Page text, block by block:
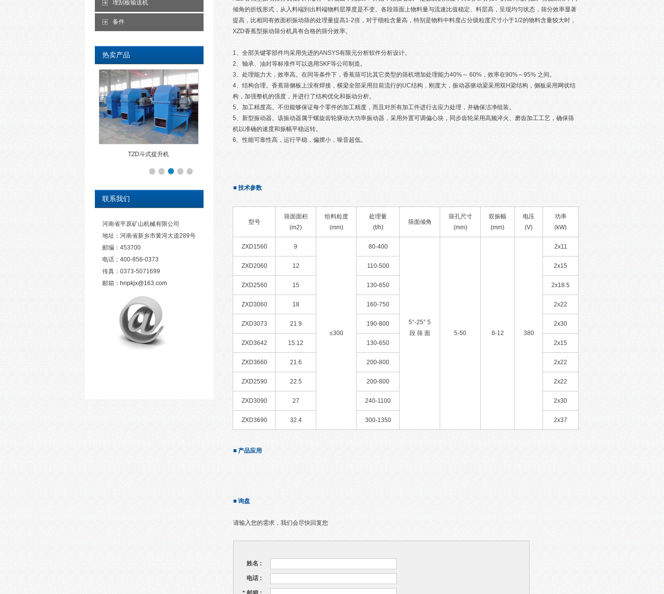
埋刮板输送机
备件
热卖产品
TZD斗式提升机
联系我们
河南省平原矿山机械有限公司
地址：河南省新乡市黄河大道289号
邮编：453700
电话：400-856-0373
传真：0373-5071699
邮箱： hnpkjx@163.com
倾角的折线形式，从入料端到出料端物料层厚度是不变。各段筛面上物料量与流速比值稳定、料层高，呈现均匀状态，筛分效率显著
提高，比相同有效面积振动筛的处理量提高1-2倍，对于细粒含量高，特别是物料中料度占分级粒度尺寸小于1/2的物料含量较大时，
XZD香蕉型振动筛分机具有合格的筛分效率。
1、全部关键零部件均采用先进的ANSYS有限元分析软件分析设计。
2、轴承、油封等标准件可以选用SKF等公司制造。
3、处理能力大，效率高。在同等条件下，香蕉筛可比其它类型的筛机增加处理能力40%～ 60%，效率在90%～95% 之间。
4、结构合理。香蕉筛侧板上没有焊接，横梁全部采用目前流行的UC结构，刚度大，振动器驱动梁采用双H梁结构，侧板采用网状结
构，加强整机的强度，并进行了结构优化和振动分析。
5、加工精度高。不但能够保证每个零件的加工精度，而且对所有加工件进行去应力处理，并确保洁净组装。
5、新型振动器。该振动器属于螺旋齿轮驱动大功率振动器，采用外置可调偏心块，同步齿轮采用高频淬火、磨齿加工工艺，确保筛
机以准确的速度和振幅平稳运转。
6、性能可靠性高，运行平稳，偏摆小，噪音超低。
■ 技术参数
型号
筛面面积
(m2)
给料粒度
(mm)
处理量
(t/h)
筛面倾角
筛孔尺寸
(mm)
双振幅
(mm)
电压
(V)
功率
(kW)
ZXD1560 9
≤300
80-400
5°-25° 5
段 筛 面
5-50 8-12 380
2x11
ZXD2060 12 110-500 2x15
ZXD2560 15 130-650 2x18.5
ZXD3060 18 160-750 2x22
ZXD3073 21.9 190-800 2x30
ZXD3642 15.12 130-650 2x15
ZXD3660 21.6 200-800 2x22
ZXD2590 22.5 200-800 2x22
ZXD3090 27 240-1100 2x30
ZXD3690 32.4 300-1350 2x37
■ 产品应用
■ 询盘
请输入您的需求，我们会尽快回复您
姓名 :
电话 :